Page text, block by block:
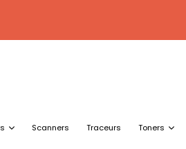
Scanners Traceurs Toners